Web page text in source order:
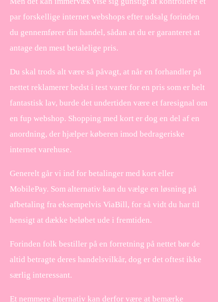
par forskellige internet webshops efter udsalg forinden
du gennemfører din handel, sådan at du er garanteret at
antage den mest betalelige pris.
Du skal trods alt være så påvagt, at når en forhandler på
nettet reklamerer bedst i test varer for en pris som er helt
fantastisk lav, burde det undertiden være et faresignal om
en fup webshop. Shopping med kort er dog en del af en
anordning, der hjælper køberen imod bedrageriske
internet varehuse.
Generelt går vi ind for betalinger med kort eller
MobilePay. Som alternativ kan du vælge en løsning på
afbetaling fra eksempelvis ViaBill, for så vidt du har til
hensigt at dække beløbet ude i fremtiden.
Forinden folk bestiller på en forretning på nettet bør de
altid betragte deres handelsvilkår, dog er det oftest ikke
særlig interessant.
Et nemmere alternativ kan derfor være at bemærke